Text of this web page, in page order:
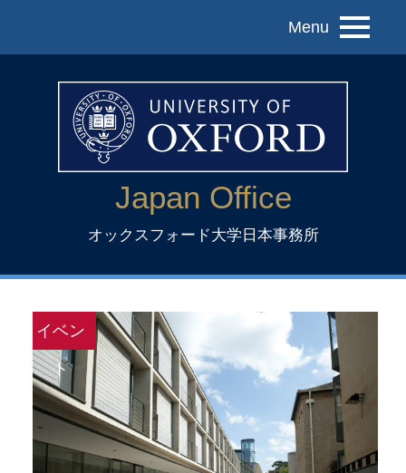
Menu
Japan Office
オックスフォード大学日本事務所
イベン
ト